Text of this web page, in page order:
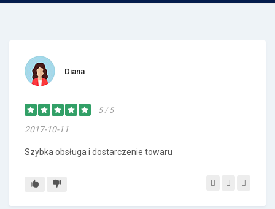
Diana
5 / 5
2017-10-11
Szybka obsługa i dostarczenie towaru